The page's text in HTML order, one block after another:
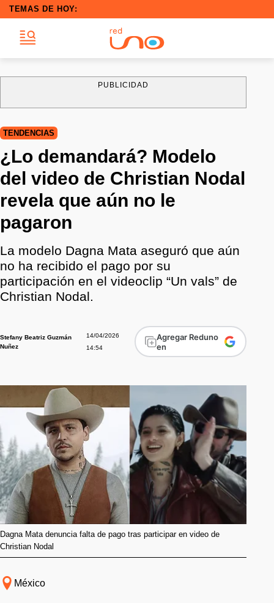
TEMAS DE HOY:
PUBLICIDAD
TENDENCIAS
¿Lo demandará? Modelo
del video de Christian Nodal
revela que aún no le
pagaron
La modelo Dagna Mata aseguró que aún
no ha recibido el pago por su
participación en el videoclip “Un vals” de
Christian Nodal.
Stefany Beatriz Guzmán
Nuñez
14/04/2026
14:54
Agregar Reduno
en
Dagna Mata denuncia falta de pago tras participar en video de
Christian Nodal
México